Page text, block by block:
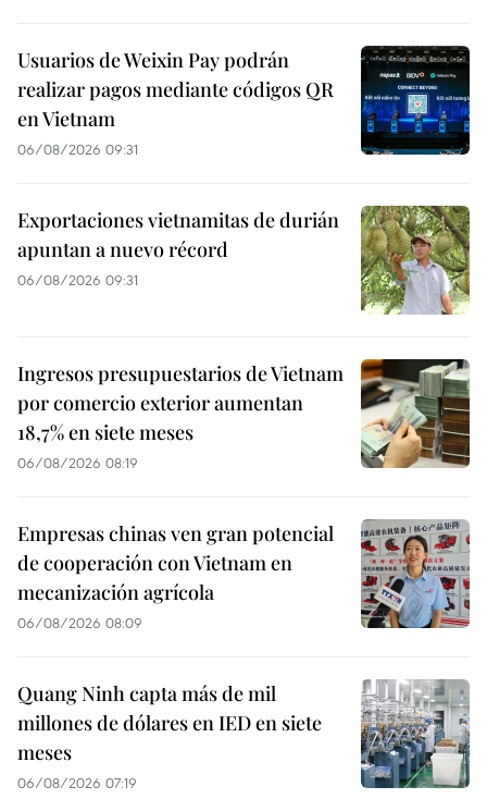
Usuarios de Weixin Pay podrán
realizar pagos mediante códigos QR
en Vietnam
06/08/2026 09:31
Exportaciones vietnamitas de durián
apuntan a nuevo récord
06/08/2026 09:31
Ingresos presupuestarios de Vietnam
por comercio exterior aumentan
18,7% en siete meses
06/08/2026 08:19
Empresas chinas ven gran potencial
de cooperación con Vietnam en
mecanización agrícola
06/08/2026 08:09
Quang Ninh capta más de mil
millones de dólares en IED en siete
meses
06/08/2026 07:19